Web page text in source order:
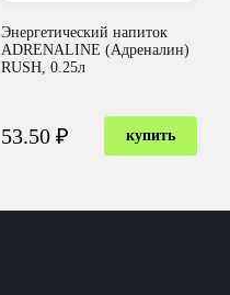
Энергетический напиток
ADRENALINE (Адреналин)
RUSH, 0.25л
53.50 ₽ купить